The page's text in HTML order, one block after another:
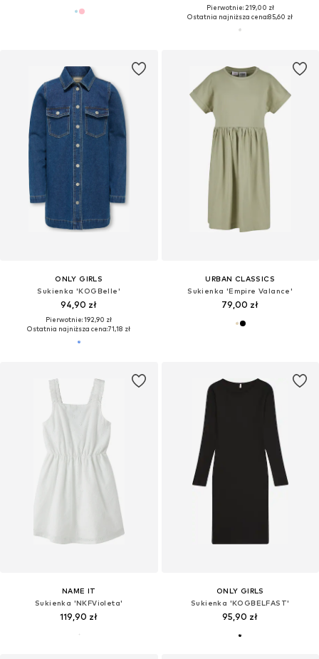
Pierwotnie: 219,00 zł
Ostatnia najniższa cena:85,60 zł
ONLY GIRLS
Sukienka 'KOGBelle'
94,90 zł
Pierwotnie: 192,90 zł
Ostatnia najniższa cena:71,18 zł
URBAN CLASSICS
Sukienka 'Empire Valance'
79,00 zł
NAME IT
Sukienka 'NKFVioleta'
119,90 zł
ONLY GIRLS
Sukienka 'KOGBELFAST'
95,90 zł